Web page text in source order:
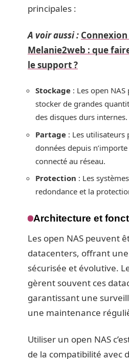
principales :
A voir aussi :
Melanie2web : que
le support ?
Stockage : Les open
stocker de grandes
des disques durs internes.
Partage : Les utilisateurs
données depuis
connecté au réseau.
Protection : Les
redondance et la
Architecture et
Les open NAS peuvent
datacenters, offrant
sécurisée et évolutive.
gèrent souvent ces
garantissant une
une maintenance
Utiliser un open NAS
de la compatibilité avec